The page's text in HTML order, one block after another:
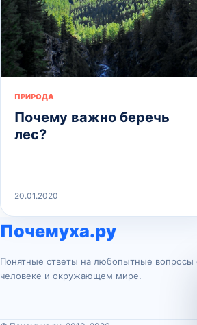
ПРИРОДА
Почему важно беречь
лес?
20.01.2020
Почемуха.ру
Понятные ответы на любопытные вопросы
человеке и окружающем мире.